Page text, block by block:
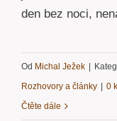
den bez noci,
Od Michal Ježek |
Rozhovory a články | 0
Čtěte dále